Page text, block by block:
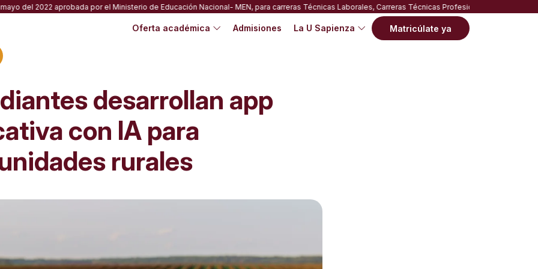
aprobada por el Ministerio de Educación Nacional- MEN, para carreras Técnicas Laborales, Carreras Técnicas Profesionales,
Oferta académica Admisiones La U Sapienza Matricúlate ya
desarrollan app
con IA para
rurales